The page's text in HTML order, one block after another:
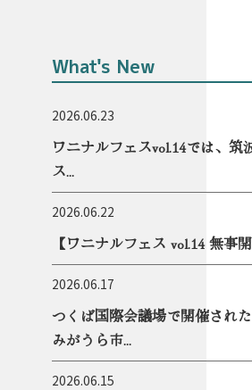
What's New
2026.06.23
ワニナルフェスvol.14では、筑
ス...
2026.06.22
【ワニナルフェス vol.14 無事
2026.06.17
つくば国際会議場で開催され
みがうら市...
2026.06.15